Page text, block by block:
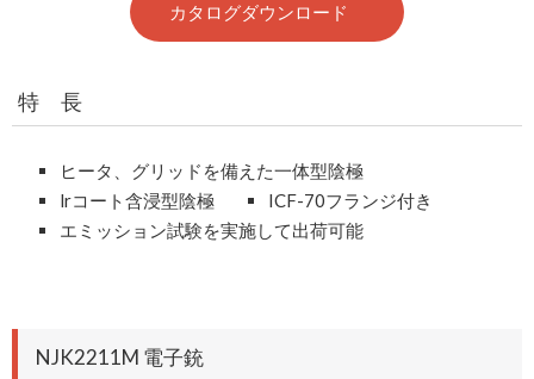
カタログダウンロード
特 長
ヒータ、グリッドを備えた一体型陰極
lrコート含浸型陰極
ICF-70フランジ付き
エミッション試験を実施して出荷可能
NJK2211M 電子銃